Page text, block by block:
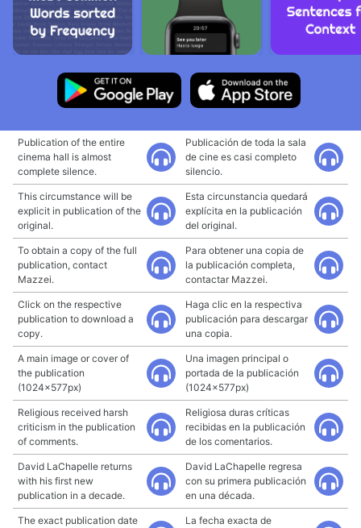
Publication of the entire
cinema hall is almost
complete silence.
Publicación de toda la sala
de cine es casi completo
silencio.
This circumstance will be
explicit in publication of the
original.
Esta circunstancia quedará
explícita en la publicación
del original.
To obtain a copy of the full
publication, contact
Mazzei.
Para obtener una copia de
la publicación completa,
contactar Mazzei.
Click on the respective
publication to download a
copy.
Haga clic en la respectiva
publicación para descargar
una copia.
A main image or cover of
the publication
(1024x577px)
Una imagen principal o
portada de la publicación
(1024x577px)
Religious received harsh
criticism in the publication
of comments.
Religiosa duras críticas
recibidas en la publicación
de los comentarios.
David LaChapelle returns
with his first new
publication in a decade.
David LaChapelle regresa
con su primera publicación
en una década.
The exact publication date
La fecha exacta de